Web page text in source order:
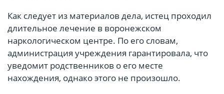
Как следует из материалов дела, истец проходил
длительное лечение в воронежском
наркологическом центре. По его словам,
администрация учреждения гарантировала, что
уведомит родственников о его месте
нахождения, однако этого не произошло.